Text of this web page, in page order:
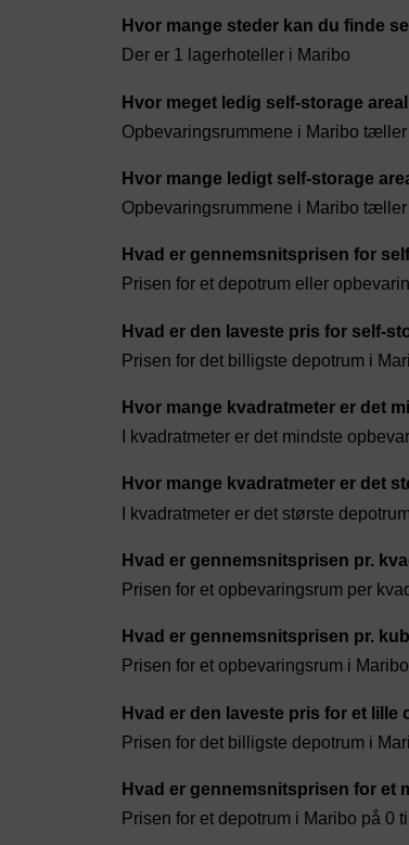
Hvor mange steder kan du finde
Der er 1 lagerhoteller i Maribo
Hvor meget ledig self-storage
Opbevaringsrummene i Maribo tæller
Hvor mange ledigt self-storage
Opbevaringsrummene i Maribo tæller
Hvad er gennemsnitsprisen for
Prisen for et depotrum eller
Hvad er den laveste pris for self-
Prisen for det billigste depotrum i
Hvor mange kvadratmeter er det
I kvadratmeter er det mindste
Hvor mange kvadratmeter er det
I kvadratmeter er det største
Hvad er gennemsnitsprisen pr.
Prisen for et opbevaringsrum per
Hvad er gennemsnitsprisen pr.
Prisen for et opbevaringsrum i
Hvad er den laveste pris for et
Prisen for det billigste depotrum i
Hvad er gennemsnitsprisen for et
Prisen for et depotrum i Maribo på 0